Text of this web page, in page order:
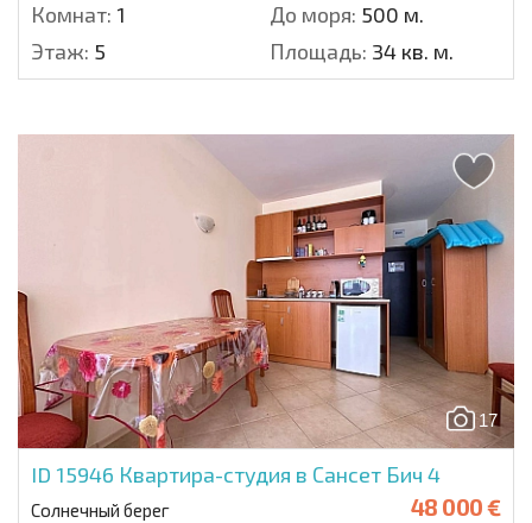
Комнат: 1 До моря: 500 м.
Этаж: 5 Площадь: 34 кв. м.
17
ID 15946 Квартира-студия в Сансет Бич 4
Солнечный берег 48 000 €